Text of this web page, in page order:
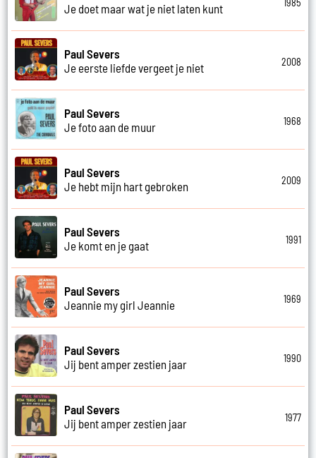
Je doet maar wat je niet laten kunt
Paul Severs
Je eerste liefde vergeet je niet
2008
Paul Severs
Je foto aan de muur
1968
Paul Severs
Je hebt mijn hart gebroken
2009
Paul Severs
Je komt en je gaat
1991
Paul Severs
Jeannie my girl Jeannie
1969
Paul Severs
Jij bent amper zestien jaar
1990
Paul Severs
Jij bent amper zestien jaar
1977